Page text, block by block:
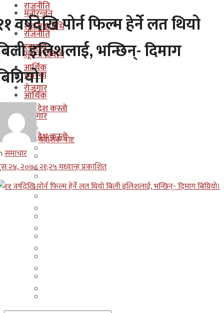
राजनीति
सूचना प्रबिधि
स्वास्थ्य
आर्थिक
रोजगार
कुन देश कस्तो
इजरायल
कुवेत
दक्षिण कोरीया
मनोरन्जन
राजनीति
सूचना प्रबिधि
स्वास्थ्य
आर्थिक
रोजगार
कुन देश कस्तो
वर्षदेखि पोर्न फिल्म हेर्ने लत थियो
इलिशलाई, भन्छिन्- दिमाग
बैदेशिक पोष्ट
समाचार
२४, २०७८ २१;२५ मध्यान्ह प्रकाशित